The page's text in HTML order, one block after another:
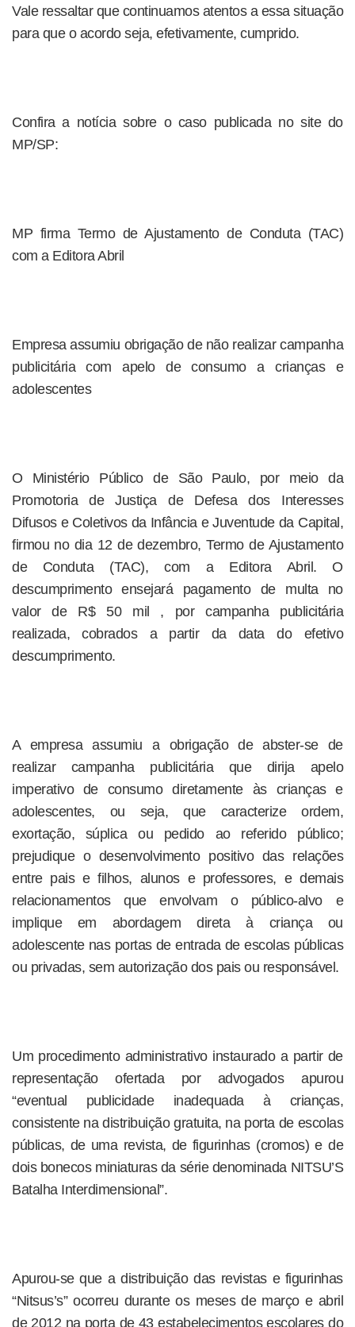
Vale ressaltar que continuamos atentos a essa situação
para que o acordo seja, efetivamente, cumprido.
Confira a notícia sobre o caso publicada no site do
MP/SP:
MP firma Termo de Ajustamento de Conduta (TAC)
com a Editora Abril
Empresa assumiu obrigação de não realizar campanha
publicitária com apelo de consumo a crianças e
adolescentes
O Ministério Público de São Paulo, por meio da
Promotoria de Justiça de Defesa dos Interesses
Difusos e Coletivos da Infância e Juventude da Capital,
firmou no dia 12 de dezembro, Termo de Ajustamento
de Conduta (TAC), com a Editora Abril. O
descumprimento ensejará pagamento de multa no
valor de R$ 50 mil , por campanha publicitária
realizada, cobrados a partir da data do efetivo
descumprimento.
A empresa assumiu a obrigação de abster-se de
realizar campanha publicitária que dirija apelo
imperativo de consumo diretamente às crianças e
adolescentes, ou seja, que caracterize ordem,
exortação, súplica ou pedido ao referido público;
prejudique o desenvolvimento positivo das relações
entre pais e filhos, alunos e professores, e demais
relacionamentos que envolvam o público-alvo e
implique em abordagem direta à criança ou
adolescente nas portas de entrada de escolas públicas
ou privadas, sem autorização dos pais ou responsável.
Um procedimento administrativo instaurado a partir de
representação ofertada por advogados apurou
“eventual publicidade inadequada à crianças,
consistente na distribuição gratuita, na porta de escolas
públicas, de uma revista, de figurinhas (cromos) e de
dois bonecos miniaturas da série denominada NITSU’S
Batalha Interdimensional”.
Apurou-se que a distribuição das revistas e figurinhas
“Nitsus’s” ocorreu durante os meses de março e abril
de 2012 na porta de 43 estabelecimentos escolares do